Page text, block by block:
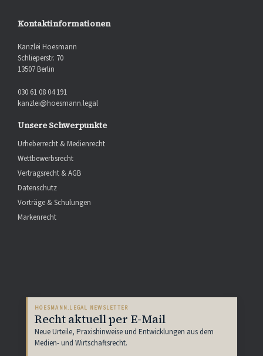
Kontaktinformationen
Kanzlei Hoesmann
Schlieperstr. 70
13507 Berlin
030 61 08 04 191
kanzlei@hoesmann.legal
Unsere Schwerpunkte
Urheberrecht & Medienrecht
Wettbewerbsrecht
Vertragsrecht & AGB
Datenschutz
Vorträge & Schulungen
Markenrecht
HOESMANN.LEGAL NEWSLETTER
Recht aktuell per E-Mail
Neue Urteile, Praxishinweise und Entwicklungen aus dem
Medien- und Wirtschaftsrecht.